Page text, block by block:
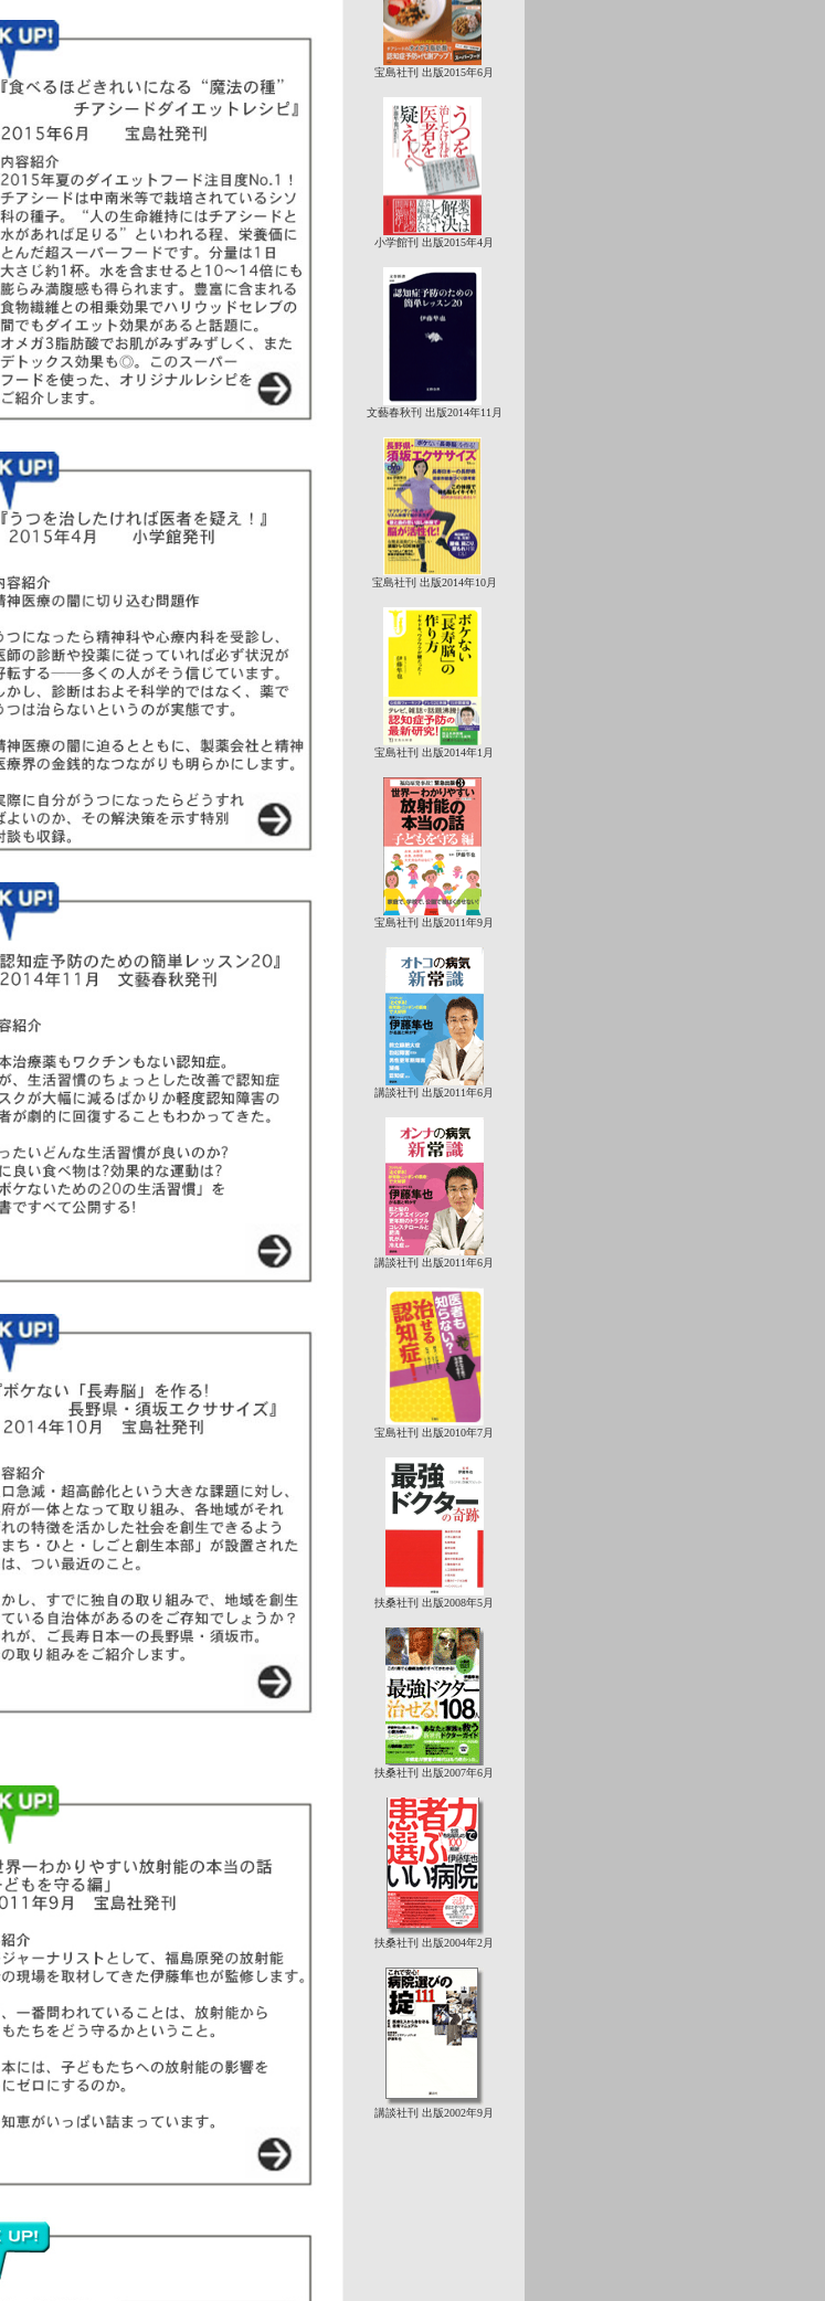
宝島社刊 出版2015年6月
小学館刊 出版2015年4月
文藝春秋刊 出版2014年11月
宝島社刊 出版2014年10月
宝島社刊 出版2014年1月
宝島社刊 出版2011年9月
講談社刊 出版2011年6月
講談社刊 出版2011年6月
宝島社刊 出版2010年7月
扶桑社刊 出版2008年5月
扶桑社刊 出版2007年6月
扶桑社刊 出版2004年2月
講談社刊 出版2002年9月